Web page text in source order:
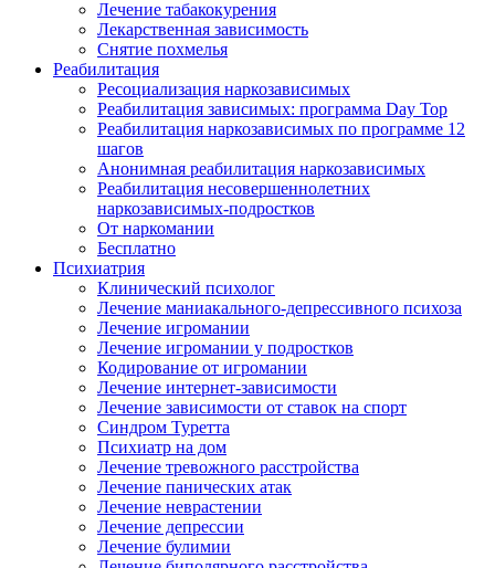
Лечение табакокурения
Лекарственная зависимость
Снятие похмелья
Реабилитация
Ресоциализация наркозависимых
Реабилитация зависимых: программа Day Top
Реабилитация наркозависимых по программе 12
шагов
Анонимная реабилитация наркозависимых
Реабилитация несовершеннолетних
наркозависимых-подростков
От наркомании
Бесплатно
Психиатрия
Клинический психолог
Лечение маниакального-депрессивного психоза
Лечение игромании
Лечение игромании у подростков
Кодирование от игромании
Лечение интернет-зависимости
Лечение зависимости от ставок на спорт
Синдром Туретта
Психиатр на дом
Лечение тревожного расстройства
Лечение панических атак
Лечение неврастении
Лечение депрессии
Лечение булимии